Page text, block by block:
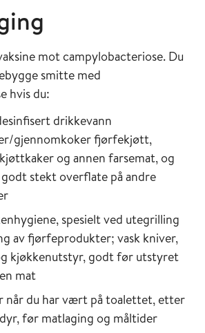
mot campylobacteriose. Du
smitte med
hvis du:
drikkevann
gjennomkoker fjørfekjøtt,
og annen farsemat, og
stekt overflate på andre
spesielt ved utegrilling
av fjørfeprodukter; vask kniver,
kjøkkenutstyr, godt før utstyret
mat
når du har vært på toalettet, etter
før matlaging og måltider